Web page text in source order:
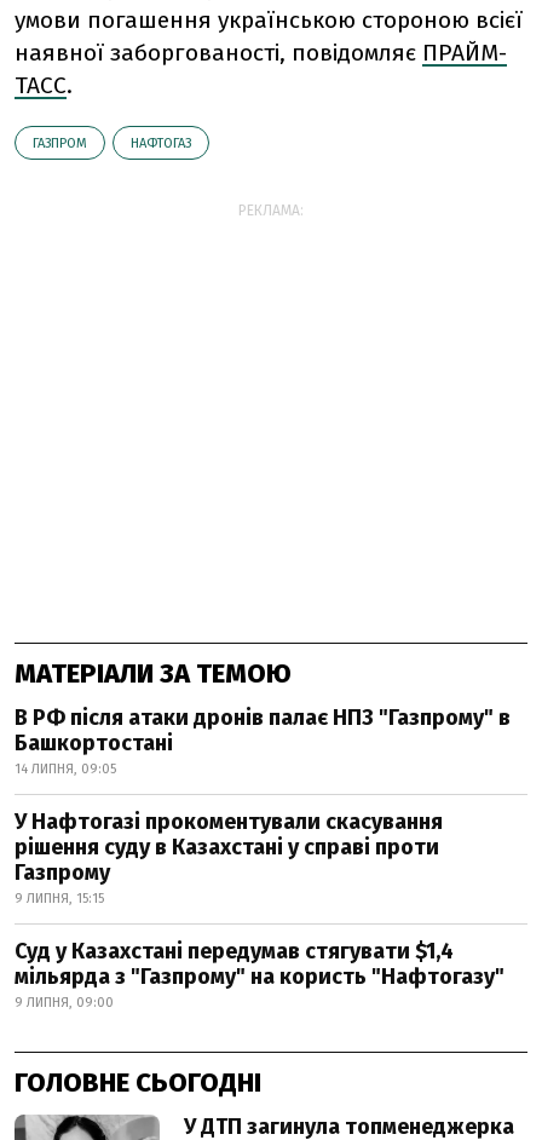
умови погашення українською стороною всієї
наявної заборгованості, повідомляє ПРАЙМ-
ТАСС.
ГАЗПРОМ НАФТОГАЗ
РЕКЛАМА:
МАТЕРІАЛИ ЗА ТЕМОЮ
В РФ після атаки дронів палає НПЗ "Газпрому" в
Башкортостані
14 ЛИПНЯ, 09:05
У Нафтогазі прокоментували скасування
рішення суду в Казахстані у справі проти
Газпрому
9 ЛИПНЯ, 15:15
Суд у Казахстані передумав стягувати $1,4
мільярда з "Газпрому" на користь "Нафтогазу"
9 ЛИПНЯ, 09:00
ГОЛОВНЕ СЬОГОДНІ
У ДТП загинула топменеджерка